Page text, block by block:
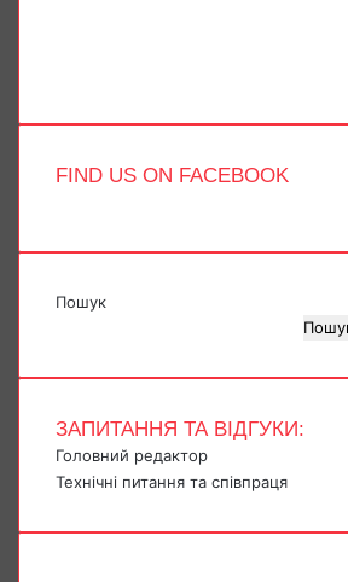
FIND US ON FACEBOOK
Пошук
ЗАПИТАННЯ ТА ВІДГУКИ:
Головний редактор
Технічні питання та співпраця